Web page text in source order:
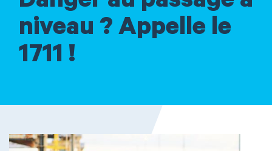
niveau ? Appelle le
1711 !